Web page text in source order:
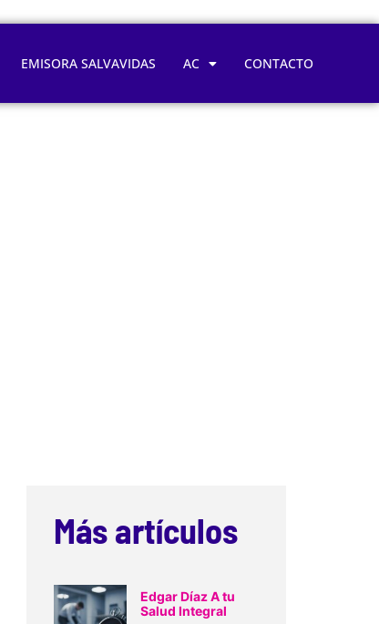
EMISORA SALVAVIDAS AC CONTACTO
Más artículos
Edgar Díaz A tu
Salud Integral